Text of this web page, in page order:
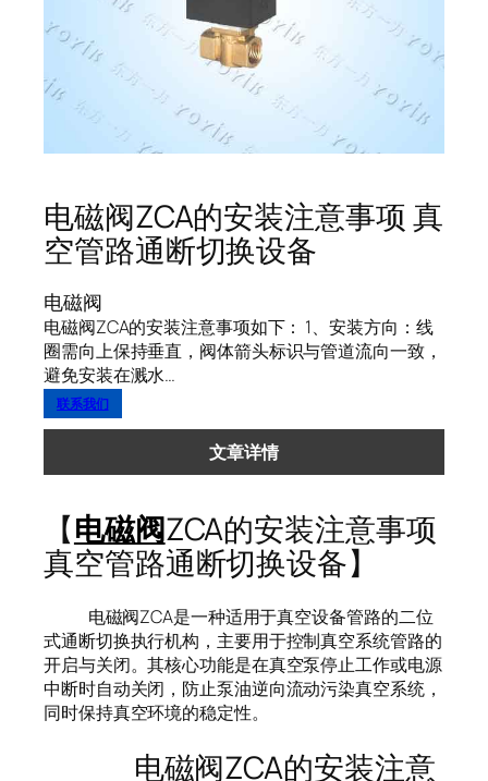
电磁阀ZCA的安装注意事项 真
空管路通断切换设备
电磁阀
电磁阀ZCA的安装注意事项如下： 1、安装方向：线
圈需向上保持垂直，阀体箭头标识与管道流向一致，
避免安装在溅水…
联系我们
文章详情
【电磁阀ZCA的安装注意事项
真空管路通断切换设备】
电磁阀ZCA是一种适用于真空设备管路的二位
式通断切换执行机构，主要用于控制真空系统管路的
开启与关闭。其核心功能是在真空泵停止工作或电源
中断时自动关闭，防止泵油逆向流动污染真空系统，
同时保持真空环境的稳定性。
电磁阀ZCA的安装注意